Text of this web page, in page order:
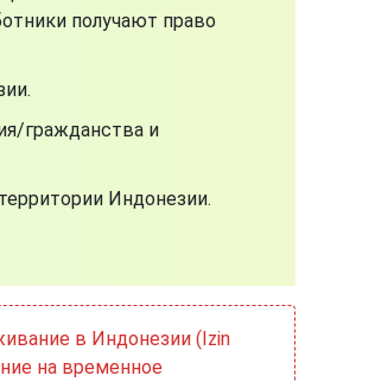
получают право
гражданства и
Индонезии.
в Индонезии (Izin
на временное